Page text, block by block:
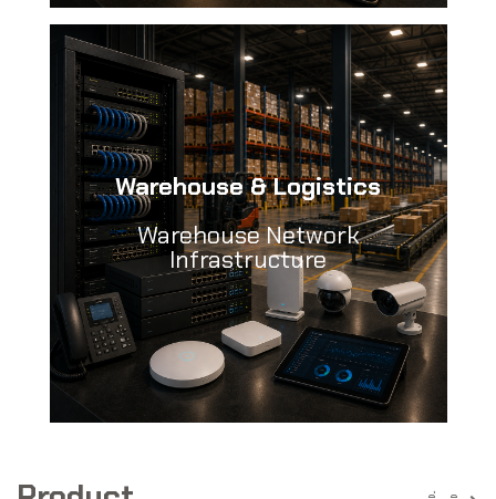
Warehouse & Logistics
Warehouse Network
Infrastructure